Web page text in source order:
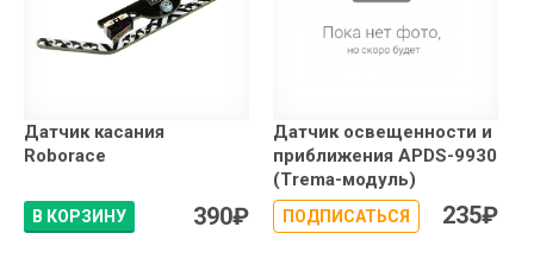
Датчик касания
Roborace
В КОРЗИНУ 390₽
Датчик освещенности и
приближения APDS-9930
(Trema-модуль)
ПОДПИСАТЬСЯ 235₽